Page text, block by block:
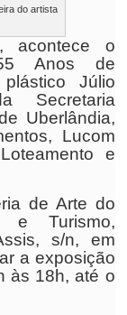
do artista
acontece o
Anos de
Júlio
Secretaria
Uberlândia,
Lucom
e
de Arte do
e Turismo,
s/n, em
a exposição
às 18h, até o